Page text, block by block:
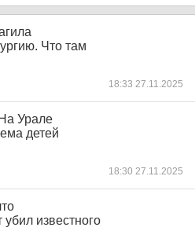
Что там
18:33 27.11.2025
Урале
детей
18:30 27.11.2025
известного